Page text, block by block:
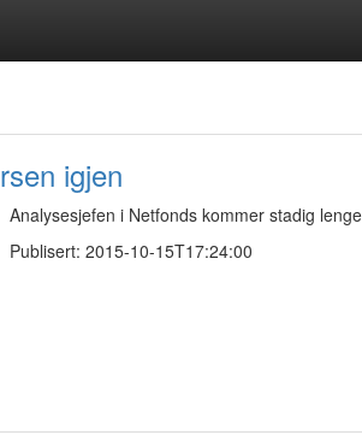
igjen
Analysesjefen i Netfonds kommer stadig
Publisert: 2015-10-15T17:24:00